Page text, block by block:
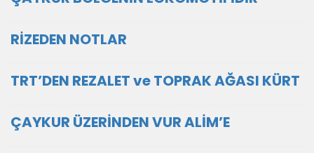
RİZEDEN NOTLAR
TRT’DEN REZALET ve TOPRAK AĞASI KÜRT
ÇAYKUR ÜZERİNDEN VUR ALİM’E